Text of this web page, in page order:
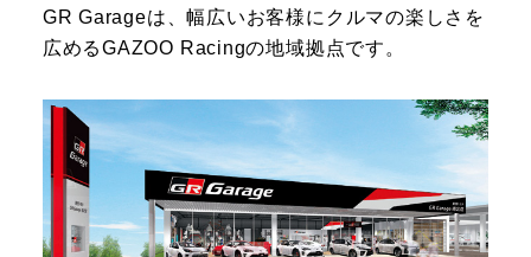
GR Garageは、幅広いお客様にクルマの楽しさを
広めるGAZOO Racingの地域拠点です。